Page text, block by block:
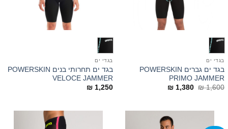
בגדי ים
בגד ים גברים POWERSKIN
PRIMO JAMMER
₪1,600
המחיר ₪1,380
בגדי ים
בגד ים תחרותי בנים POWERSKIN
VELOCE JAMMER
₪ 1,250